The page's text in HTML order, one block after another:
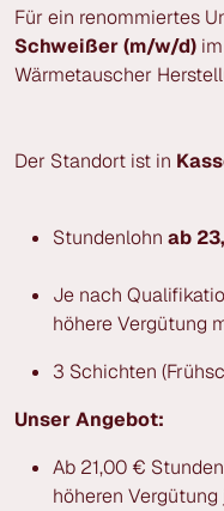
Für ein renommiertes
Schweißer (m/w/d)
Wärmetauscher
Der Standort ist in
Stundenlohn ab
Je nach
höhere Vergütung
3 Schichten
Unser Angebot:
Ab 21,00 €
höheren